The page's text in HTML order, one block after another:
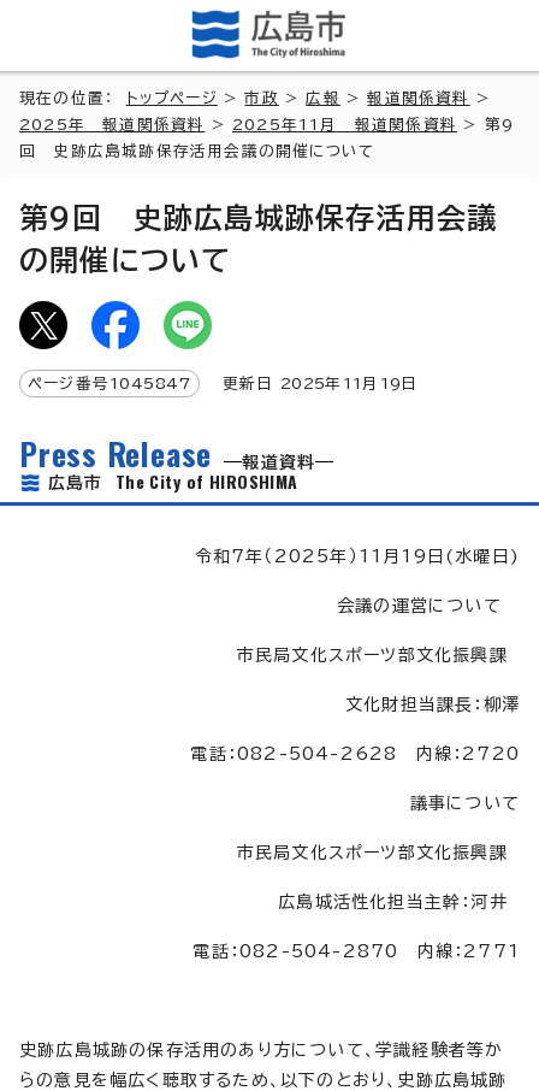
現在の位置： トップページ >市政 >広報 >報道関係資料
>
2025年 報道関係資料
> 2025年11月 報道関係資料
> 第9
回 史跡広島城跡保存活用会議の開催について
第9回 史跡広島城跡保存活用会議
の開催について
ページ番号 1045847 更新日 2025年 11 月 19 日
Press Release
報道資料
広島市 The City of HIROSHIMA
令和7年（2025年）11月19日(水曜日)
会議の運営について
市民局文化スポーツ部文化振興課
文化財担当課長：柳澤
電話：082-504-2628 内線：2720
議事について
市民局文化スポーツ部文化振興課
広島城活性化担当主幹：河井
電話：082-504-2870 内線：2771
史跡広島城跡の保存活用のあり方について、学識経験者等か
らの意見を幅広く聴取するため、以下のとおり、史跡広島城跡